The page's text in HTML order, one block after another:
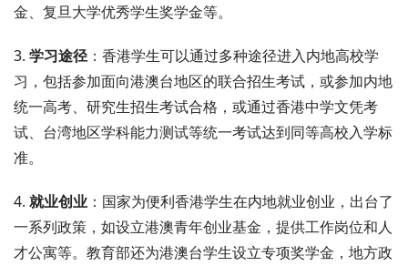
金、复旦大学优秀学生奖学金等。
3. 学习途径：香港学生可以通过多种途径进入内地高校学
习，包括参加面向港澳台地区的联合招生考试，或参加内地
统一高考、研究生招生考试合格，或通过香港中学文凭考
试、台湾地区学科能力测试等统一考试达到同等高校入学标
准。
4. 就业创业 ：国家为便利香港学生在内地就业创业，出台了
一系列政策，如设立港澳青年创业基金，提供工作岗位和人
才公寓等。教育部还为港澳台学生设立专项奖学金，地方政